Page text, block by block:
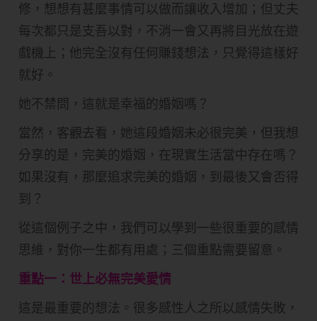
修，想想有甚麼事情可以做而讓收入增加；但丈夫
每次都只是支吾以對，不消一會又再將目光放在遊
戲機上；他完全沒有任何賺錢想法，只覺得這樣好
就好。
她不禁問，這就是幸福的婚姻嗎？
當然，客觀去看，她這段婚姻未必很完美，但我想
分享的是，完美的婚姻，在現實生活當中存在嗎？
如果沒有，那麼追求完美的婚姻，到最後又會否得
到？
從這個例子之中，我們可以學到一些很重要的感情
思維，對你一生都有用處；三個重點需要留意。
重點一：世上必無完美愛情
這是最重要的想法。很多感性人之所以感情失敗，